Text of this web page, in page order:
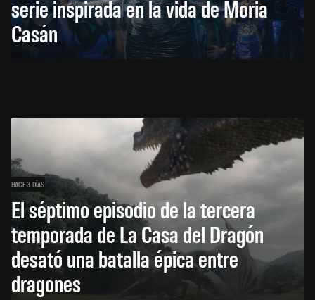
serie inspirada en la vida de Moria
Casán
HACE 3 DÍAS
El séptimo episodio de la tercera
temporada de La Casa del Dragón
desató una batalla épica entre
dragones